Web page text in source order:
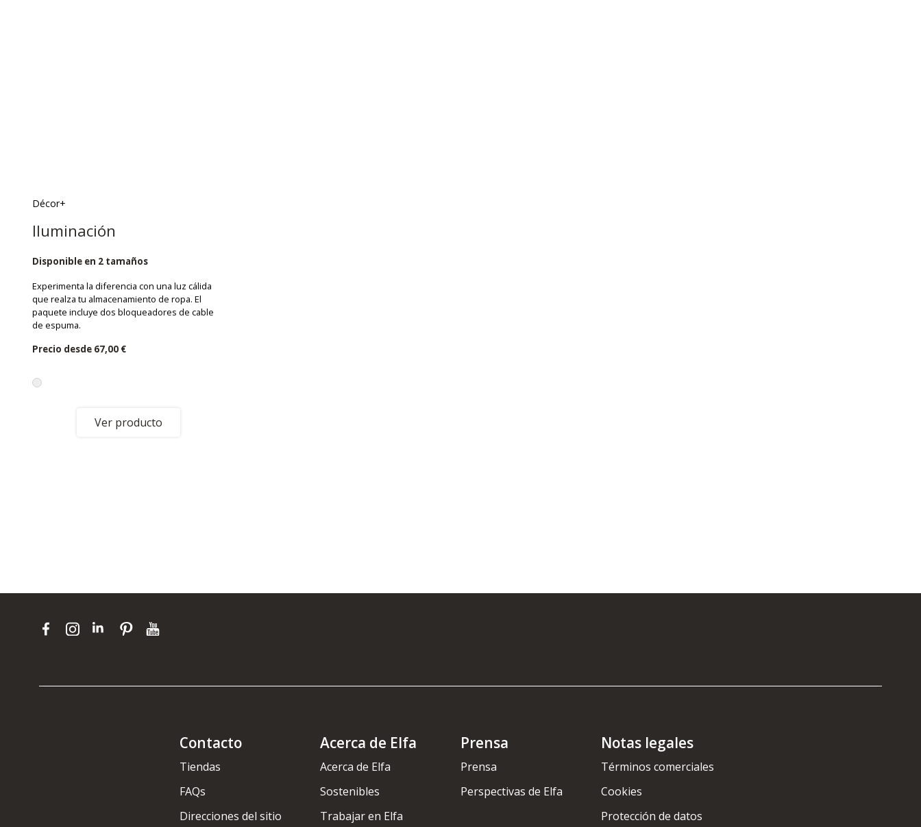
Décor+
Iluminación
Disponible en 2 tamaños
Experimenta la diferencia con una luz cálida
que realza tu almacenamiento de ropa. El
paquete incluye dos bloqueadores de cable
de espuma.
Precio desde 67,00 €
Ver producto
Contacto
Tiendas
FAQs
Direcciones del sitio
Acerca de Elfa
Acerca de Elfa
Sostenibles
Trabajar en Elfa
Prensa
Prensa
Perspectivas de Elfa
Notas legales
Términos comerciales
Cookies
Protección de datos